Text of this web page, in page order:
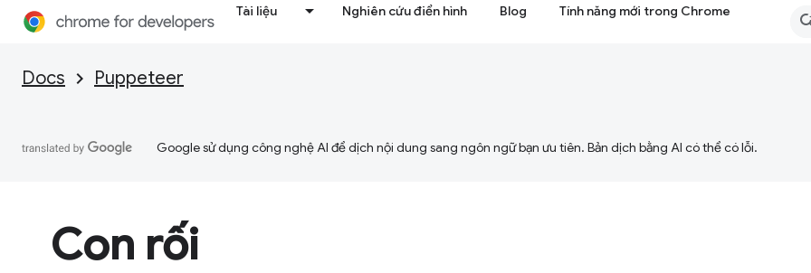
Tài liệu Nghiên cứu điển hình Blog Tính năng mới trong Chrome
Docs Puppeteer
Google sử dụng công nghệ AI để dịch nội dung sang ngôn ngữ bạn ưu tiên. Bản dịch bằng AI có thể có lỗi.
Con rối